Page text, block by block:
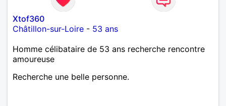
Xtof360
Châtillon-sur-Loire - 53 ans
Homme célibataire de 53 ans recherche rencontre
amoureuse
Recherche une belle personne.